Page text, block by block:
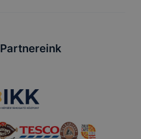
Partnereink